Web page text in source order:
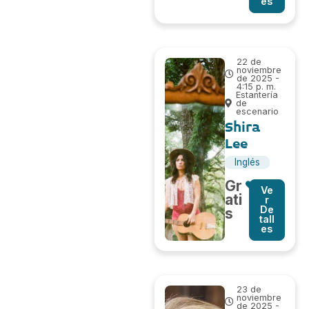
22 de
noviembre
de 2025 -
4:15 p. m.
Estantería
de
escenario
Shira
Lee
Inglés
Gr
ati
s
Ve
r
De
tall
es
23 de
noviembre
de 2025 -